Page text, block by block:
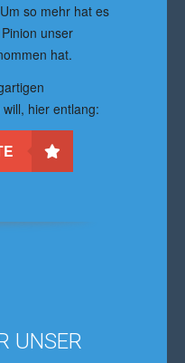
so mehr hat es
unser
hat.
hier entlang:
UNSER